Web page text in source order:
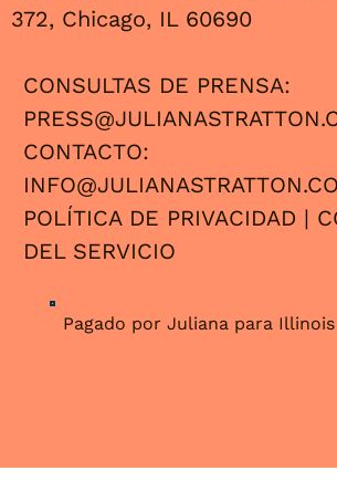
372, Chicago, IL 60690
CONSULTAS DE PRENSA:
CONTACTO:
POLÍTICA DE PRIVACIDAD |
DEL SERVICIO
Pagado por Juliana para Illinois